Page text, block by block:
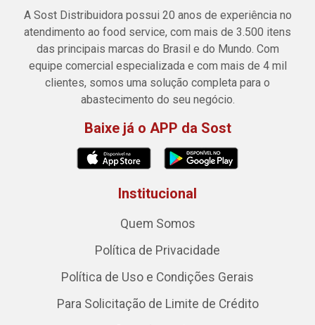
A Sost Distribuidora possui 20 anos de experiência no
atendimento ao food service, com mais de 3.500 itens
das principais marcas do Brasil e do Mundo. Com
equipe comercial especializada e com mais de 4 mil
clientes, somos uma solução completa para o
abastecimento do seu negócio.
Baixe já o APP da Sost
Institucional
Quem Somos
Política de Privacidade
Política de Uso e Condições Gerais
Para Solicitação de Limite de Crédito